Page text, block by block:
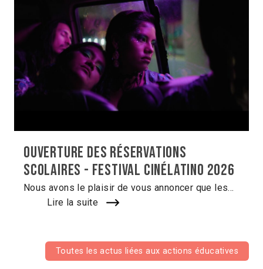
Ouverture des réservations
scolaires - Festival Cinélatino 2026
Nous avons le plaisir de vous annoncer que les...
Lire la suite
Toutes les actus liées aux actions éducatives